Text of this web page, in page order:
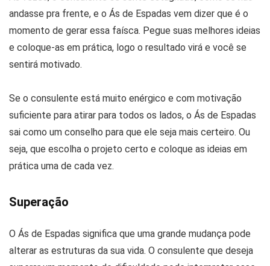
andasse pra frente, e o Ás de Espadas vem dizer que é o
momento de gerar essa faísca. Pegue suas melhores ideias
e coloque-as em prática, logo o resultado virá e você se
sentirá motivado.
Se o consulente está muito enérgico e com motivação
suficiente para atirar para todos os lados, o Ás de Espadas
sai como um conselho para que ele seja mais certeiro. Ou
seja, que escolha o projeto certo e coloque as ideias em
prática uma de cada vez.
Superação
O Ás de Espadas significa que uma grande mudança pode
alterar as estruturas da sua vida. O consulente que deseja